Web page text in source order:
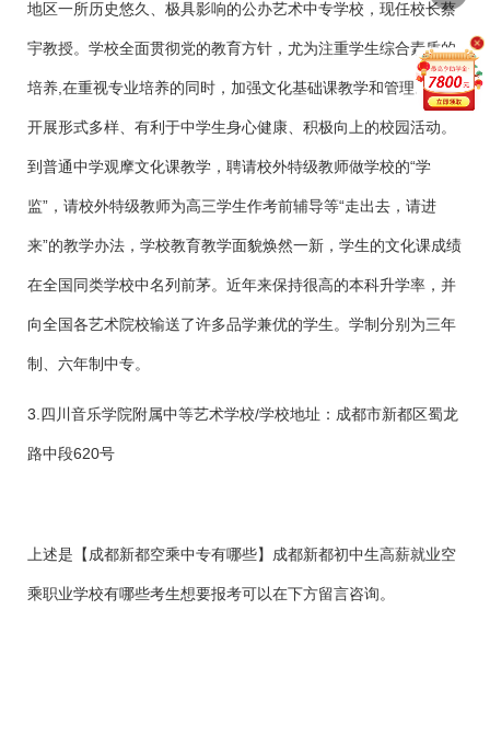
地区一所历史悠久、极具影响的公办艺术中专学校，现任校长蔡
宇教授。学校全面贯彻党的教育方针，尤为注重学生综合素质的
培养,在重视专业培养的同时，加强文化基础课教学和管理。积极
开展形式多样、有利于中学生身心健康、积极向上的校园活动。
到普通中学观摩文化课教学，聘请校外特级教师做学校的“学
监”，请校外特级教师为高三学生作考前辅导等“走出去，请进
来”的教学办法，学校教育教学面貌焕然一新，学生的文化课成绩
在全国同类学校中名列前茅。近年来保持很高的本科升学率，并
向全国各艺术院校输送了许多品学兼优的学生。学制分别为三年
制、六年制中专。
3.四川音乐学院附属中等艺术学校/学校地址：成都市新都区蜀龙
路中段620号
上述是【成都新都空乘中专有哪些】成都新都初中生高薪就业空
乘职业学校有哪些考生想要报考可以在下方留言咨询。